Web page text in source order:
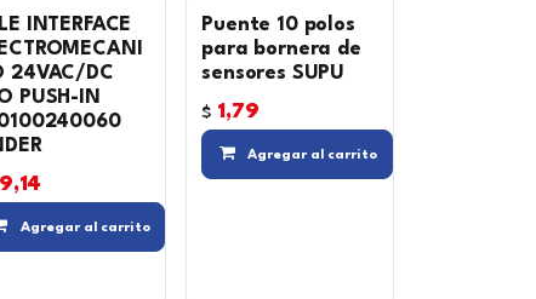
Agregar a la lista de deseos
INTERFACE
24VAC/DC
PUSH-IN
Agregar al carrito
Puente 10 polos
para bornera de
sensores SUPU
$ 1,79
Agregar al carrito